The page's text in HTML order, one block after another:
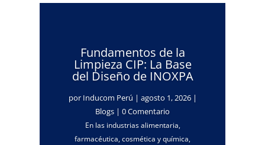
Fundamentos de la
Limpieza CIP: La Base
del Diseño de INOXPA
por Inducom Perú | agosto 1, 2026|
Blogs | 0 Comentario
En las industrias alimentaria,
farmacéutica, cosmética y química,